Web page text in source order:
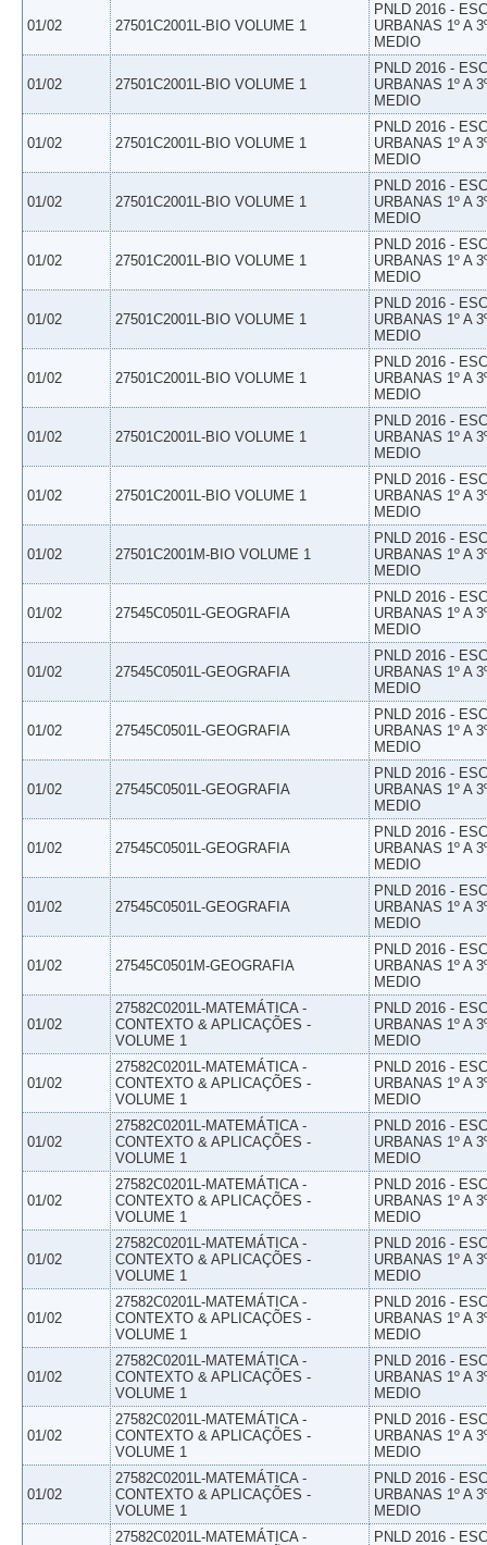
01/02 27501C2001L-BIO VOLUME 1
PNLD 2016 -
URBANAS 1º A
MEDIO
01/02 27501C2001L-BIO VOLUME 1
PNLD 2016 -
URBANAS 1º A
MEDIO
01/02 27501C2001L-BIO VOLUME 1
PNLD 2016 -
URBANAS 1º A
MEDIO
01/02 27501C2001L-BIO VOLUME 1
PNLD 2016 -
URBANAS 1º A
MEDIO
01/02 27501C2001L-BIO VOLUME 1
PNLD 2016 -
URBANAS 1º A
MEDIO
01/02 27501C2001L-BIO VOLUME 1
PNLD 2016 -
URBANAS 1º A
MEDIO
01/02 27501C2001L-BIO VOLUME 1
PNLD 2016 -
URBANAS 1º A
MEDIO
01/02 27501C2001L-BIO VOLUME 1
PNLD 2016 -
URBANAS 1º A
MEDIO
01/02 27501C2001L-BIO VOLUME 1
PNLD 2016 -
URBANAS 1º A
MEDIO
01/02 27501C2001M-BIO VOLUME 1
PNLD 2016 -
URBANAS 1º A
MEDIO
01/02 27545C0501L-GEOGRAFIA
PNLD 2016 -
URBANAS 1º A
MEDIO
01/02 27545C0501L-GEOGRAFIA
PNLD 2016 -
URBANAS 1º A
MEDIO
01/02 27545C0501L-GEOGRAFIA
PNLD 2016 -
URBANAS 1º A
MEDIO
01/02 27545C0501L-GEOGRAFIA
PNLD 2016 -
URBANAS 1º A
MEDIO
01/02 27545C0501L-GEOGRAFIA
PNLD 2016 -
URBANAS 1º A
MEDIO
01/02 27545C0501L-GEOGRAFIA
PNLD 2016 -
URBANAS 1º A
MEDIO
01/02 27545C0501M-GEOGRAFIA
PNLD 2016 -
URBANAS 1º A
MEDIO
01/02
27582C0201L-MATEMÁTICA -
CONTEXTO & APLICAÇÕES -
VOLUME 1
PNLD 2016 -
URBANAS 1º A
MEDIO
01/02
27582C0201L-MATEMÁTICA -
CONTEXTO & APLICAÇÕES -
VOLUME 1
PNLD 2016 -
URBANAS 1º A
MEDIO
01/02
27582C0201L-MATEMÁTICA -
CONTEXTO & APLICAÇÕES -
VOLUME 1
PNLD 2016 -
URBANAS 1º A
MEDIO
01/02
27582C0201L-MATEMÁTICA -
CONTEXTO & APLICAÇÕES -
VOLUME 1
PNLD 2016 -
URBANAS 1º A
MEDIO
01/02
27582C0201L-MATEMÁTICA -
CONTEXTO & APLICAÇÕES -
VOLUME 1
PNLD 2016 -
URBANAS 1º A
MEDIO
01/02
27582C0201L-MATEMÁTICA -
CONTEXTO & APLICAÇÕES -
VOLUME 1
PNLD 2016 -
URBANAS 1º A
MEDIO
01/02
27582C0201L-MATEMÁTICA -
CONTEXTO & APLICAÇÕES -
VOLUME 1
PNLD 2016 -
URBANAS 1º A
MEDIO
01/02
27582C0201L-MATEMÁTICA -
CONTEXTO & APLICAÇÕES -
VOLUME 1
PNLD 2016 -
URBANAS 1º A
MEDIO
01/02
27582C0201L-MATEMÁTICA -
CONTEXTO & APLICAÇÕES -
VOLUME 1
PNLD 2016 -
URBANAS 1º A
MEDIO
27582C0201L-MATEMÁTICA -
PNLD 2016 -